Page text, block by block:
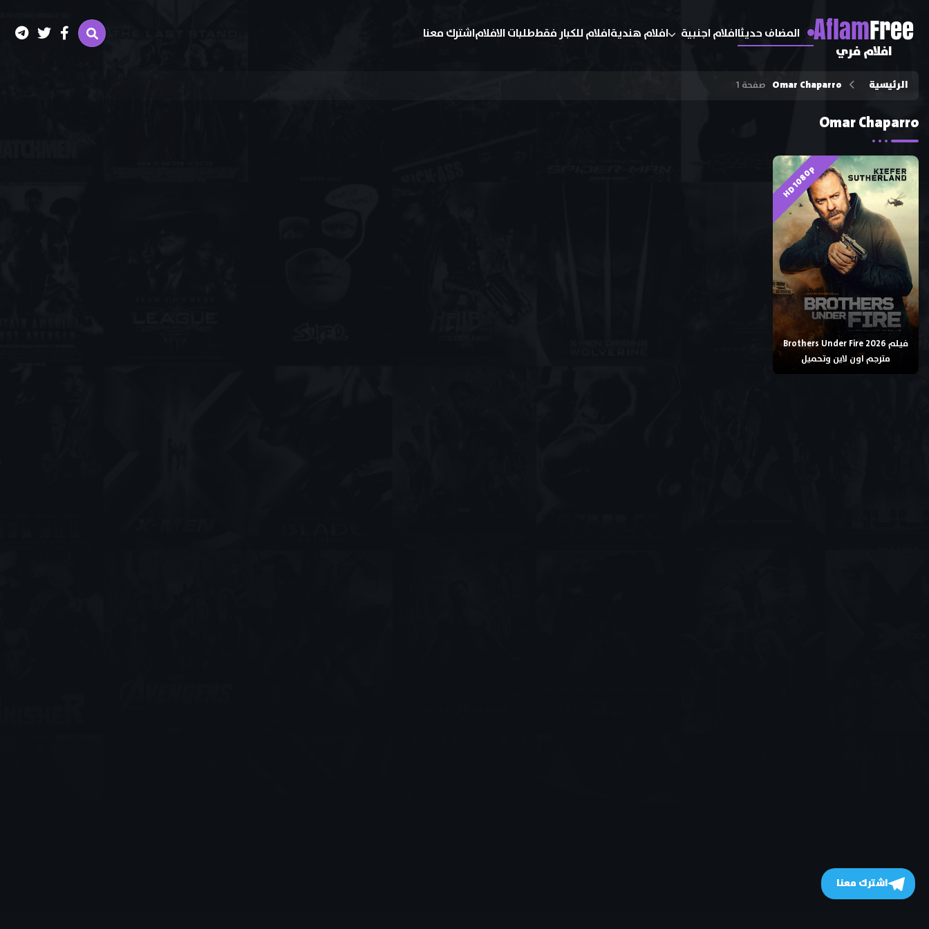
AflamFree
افلام فري
المضاف حديثاافلام اجنبية افلام هنديةافلام للكبار فقططلبات الافلاماشترك معنا
الرئيسية Omar Chaparro صفحة 1
Omar Chaparro
HD 1080p
فيلم Brothers Under Fire 2026
مترجم اون لاين وتحميل
اشترك معنا